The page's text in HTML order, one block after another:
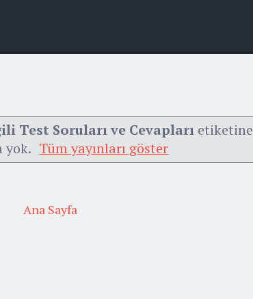
Test Soruları ve Cevaplarıetiketine
yok. Tüm yayınları göster
Ana Sayfa